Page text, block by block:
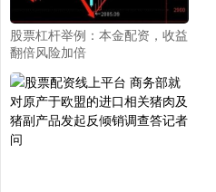
股票杠杆举例：本金配资，收益
翻倍风险加倍